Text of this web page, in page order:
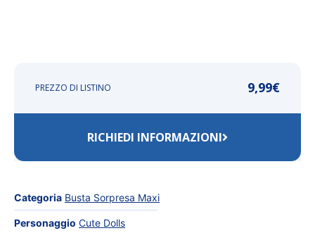
PREZZO DI LISTINO 9,99€
RICHIEDI INFORMAZIONI
Categoria Busta Sorpresa Maxi
Personaggio Cute Dolls